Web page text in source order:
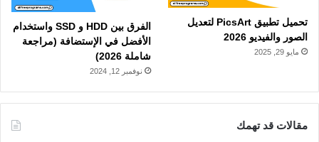
تحميل تطبيق PicsArt لتعديل
الصور والفيديو 2026
مايو 29, 2025
الفرق بين HDD و SSD واستخدام
الأفضل في الإستضافة (مراجعة
شاملة 2026)
نوفمبر 12, 2024
مقالات قد تهمك